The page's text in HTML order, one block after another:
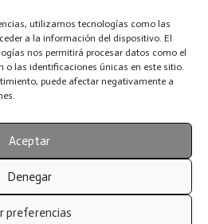
utilizamos tecnologías como las
a la información del dispositivo. El
nos permitirá procesar datos como el
o las identificaciones únicas en este sitio.
puede afectar negativamente a
Aceptar
Denegar
preferencias